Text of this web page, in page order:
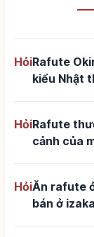
HỏiRafute
kiểu Nhật
HỏiRafute
cảnh của
HỏiĂn rafute
bán ở